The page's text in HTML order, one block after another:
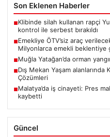
Son Eklenen Haberler
■Klibinde silah kullanan rapçi
kontrol ile serbest bırakıldı
■Emekliye ÖTV’siz araç
Milyonlarca emekli beklentiye
■Muğla Yatağan’da orman
■Dış Mekan Yaşam
Çözümleri
■Malatya’da iş cinayeti: Pres
kaybetti
Güncel